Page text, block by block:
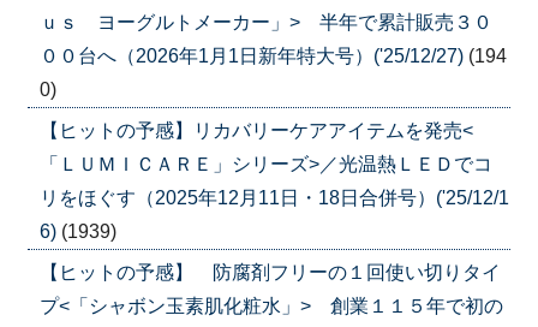
ｕｓ ヨーグルトメーカー」> 半年で累計販売３０
００台へ（2026年1月1日新年特大号）('25/12/27) (194
0)
【ヒットの予感】リカバリーケアアイテムを発売<
「ＬＵＭＩＣＡＲＥ」シリーズ>／光温熱ＬＥＤでコ
リをほぐす（2025年12月11日・18日合併号）('25/12/1
6) (1939)
【ヒットの予感】 防腐剤フリーの１回使い切りタイ
プ<「シャボン玉素肌化粧水」> 創業１１５年で初の